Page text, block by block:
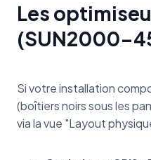
Les
(SUN2000-
Si votre installation
(boîtiers noirs sous les
via la vue "Layout